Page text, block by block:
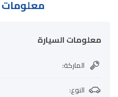
معلومات
معلومات السيارة
الماركة:
النوع: